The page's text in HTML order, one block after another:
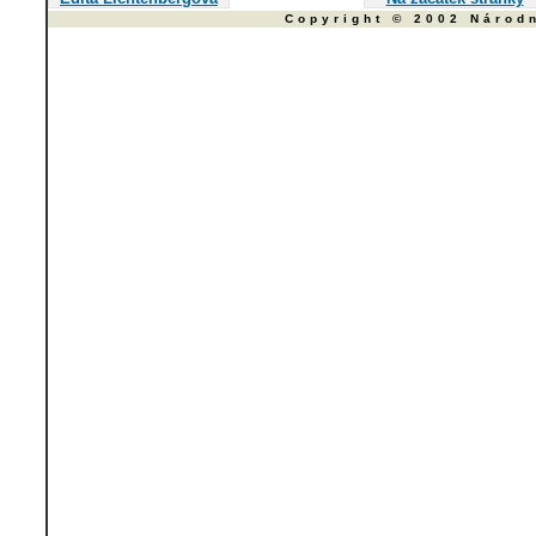
Copyright © 2002